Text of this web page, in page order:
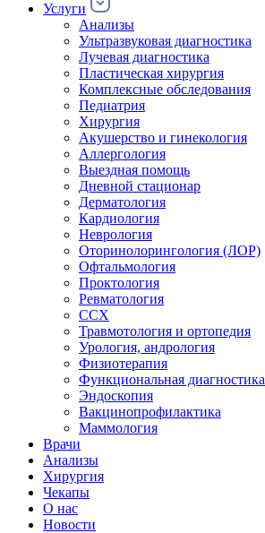
Услуги
Анализы
Ультразвуковая диагностика
Лучевая диагностика
Пластическая хирургия
Комплексные обследования
Педиатрия
Хирургия
Акушерство и гинекология
Аллергология
Выездная помощь
Дневной стационар
Дерматология
Кардиология
Неврология
Оторинолорингология (ЛОР)
Офтальмология
Проктология
Ревматология
ССХ
Травмотология и ортопедия
Урология, андрология
Физиотерапия
Функциональная диагностика
Эндоскопия
Вакцинопрофилактика
Маммология
Врачи
Анализы
Хирургия
Чекапы
О нас
Новости